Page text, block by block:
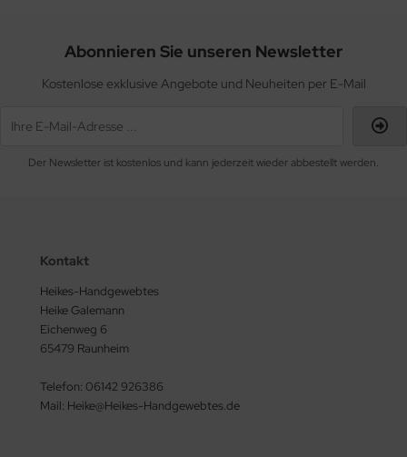
Abonnieren Sie unseren Newsletter
Kostenlose exklusive Angebote und Neuheiten per E-Mail
Der Newsletter ist kostenlos und kann jederzeit wieder abbestellt werden.
Kontakt
Heikes-Handgewebtes
Heike Galemann
Eichenweg 6
65479 Raunheim
Telefon: 06142 926386
Mail: Heike@Heikes-Handgewebtes.de